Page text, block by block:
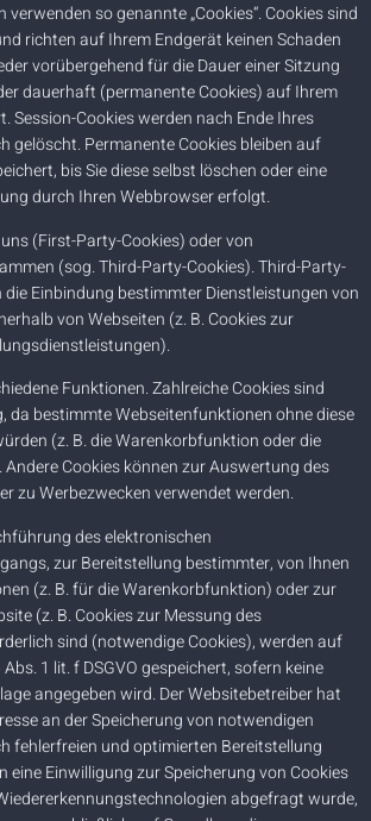
verwenden so genannte „Cookies“. Cookies sind
richten auf Ihrem Endgerät keinen Schaden
vorübergehend für die Dauer einer Sitzung
dauerhaft (permanente Cookies) auf Ihrem
Session-Cookies werden nach Ende Ihres
gelöscht. Permanente Cookies bleiben auf
bis Sie diese selbst löschen oder eine
durch Ihren Webbrowser erfolgt.
(First-Party-Cookies) oder von
(sog. Third-Party-Cookies). Third-Party-
die Einbindung bestimmter Dienstleistungen von
von Webseiten (z. B. Cookies zur
Funktionen. Zahlreiche Cookies sind
da bestimmte Webseitenfunktionen ohne diese
(z. B. die Warenkorbfunktion oder die
Andere Cookies können zur Auswertung des
zu Werbezwecken verwendet werden.
des elektronischen
zur Bereitstellung bestimmter, von Ihnen
(z. B. für die Warenkorbfunktion) oder zur
(z. B. Cookies zur Messung des
sind (notwendige Cookies), werden auf
1 lit. f DSGVO gespeichert, sofern keine
angegeben wird. Der Websitebetreiber hat
an der Speicherung von notwendigen
fehlerfreien und optimierten Bereitstellung
eine Einwilligung zur Speicherung von Cookies
abgefragt wurde,